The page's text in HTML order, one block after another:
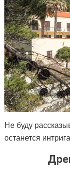
Не буду
останется